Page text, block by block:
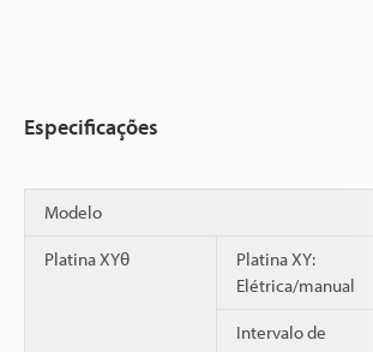
Especificações
Modelo
Platina XYθ
Platina XY:
Elétrica/manual
Intervalo de